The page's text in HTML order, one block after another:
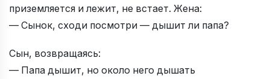
приземляется и лежит, не встает. Жена:
— Сынок, сходи посмотри — дышит ли папа?
Сын, возвращаясь:
— Папа дышит, но около него дышать